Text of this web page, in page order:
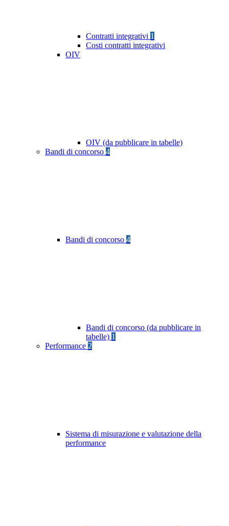
Contratti integrativi 1
Costi contratti integrativi
OIV
OIV (da pubblicare in tabelle)
Bandi di concorso 4
Bandi di concorso 4
Bandi di concorso (da pubblicare in
tabelle) 1
Performance 2
Sistema di misurazione e valutazione della
performance